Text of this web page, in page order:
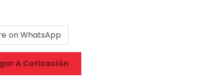
A Cotización
on WhatsApp